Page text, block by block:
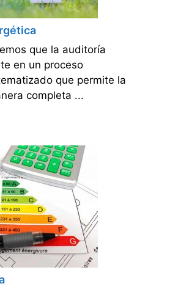
que la auditoría
en un proceso
que permite la
completa ...